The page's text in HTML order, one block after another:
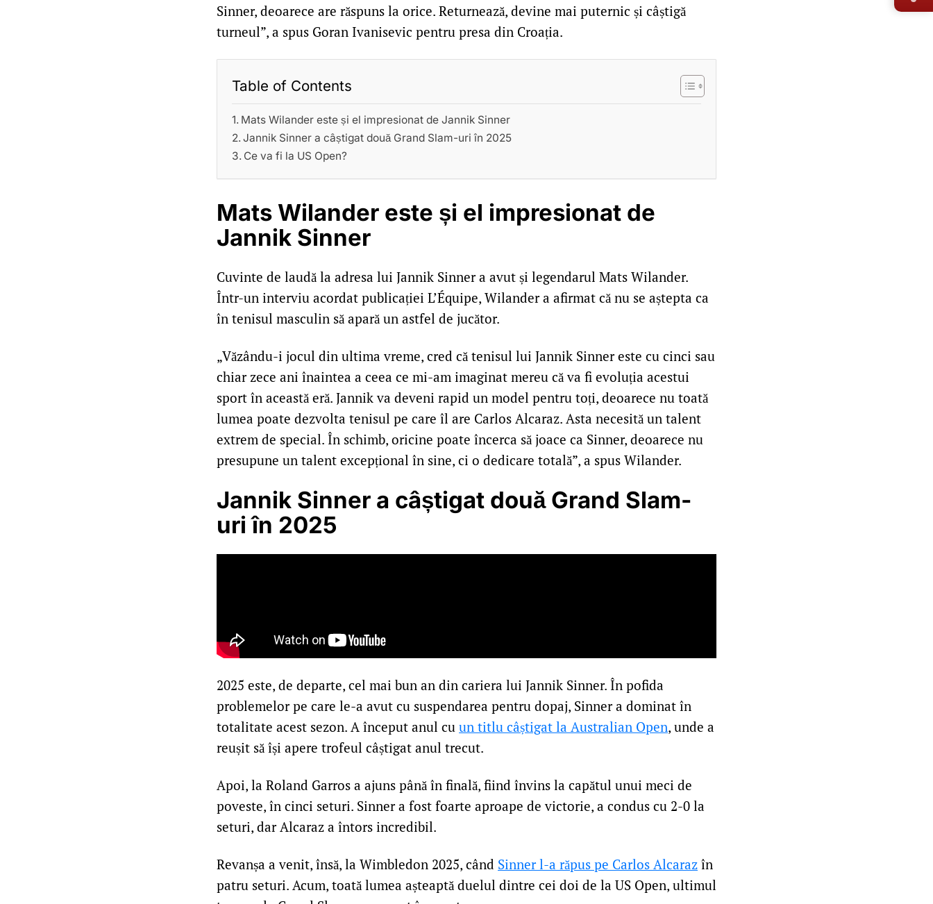
Sinner, deoarece are răspuns la orice. Returnează, devine mai puternic și câștigă
turneul”, a spus Goran Ivanisevic pentru presa din Croația.
Table of Contents
Mats Wilander este și el impresionat de Jannik Sinner
Jannik Sinner a câștigat două Grand Slam-uri în 2025
Ce va fi la US Open?
Mats Wilander este și el impresionat de
Jannik Sinner
Cuvinte de laudă la adresa lui Jannik Sinner a avut și legendarul Mats Wilander.
Într-un interviu acordat publicației L’Équipe, Wilander a afirmat că nu se aștepta ca
în tenisul masculin să apară un astfel de jucător.
„Văzându-i jocul din ultima vreme, cred că tenisul lui Jannik Sinner este cu cinci sau
chiar zece ani înaintea a ceea ce mi-am imaginat mereu că va fi evoluția acestui
sport în această eră. Jannik va deveni rapid un model pentru toți, deoarece nu toată
lumea poate dezvolta tenisul pe care îl are Carlos Alcaraz. Asta necesită un talent
extrem de special. În schimb, oricine poate încerca să joace ca Sinner, deoarece nu
presupune un talent excepțional în sine, ci o dedicare totală”, a spus Wilander.
Jannik Sinner a câștigat două Grand Slam-
uri în 2025
2025 este, de departe, cel mai bun an din cariera lui Jannik Sinner. În pofida
problemelor pe care le-a avut cu suspendarea pentru dopaj, Sinner a dominat în
totalitate acest sezon. A început anul cu un titlu câștigat la Australian Open, unde a
reușit să își apere trofeul câștigat anul trecut.
Apoi, la Roland Garros a ajuns până în finală, fiind învins la capătul unui meci de
poveste, în cinci seturi. Sinner a fost foarte aproape de victorie, a condus cu 2-0 la
seturi, dar Alcaraz a întors incredibil.
Revanșa a venit, însă, la Wimbledon 2025, când Sinner l-a răpus pe Carlos Alcaraz în
patru seturi. Acum, toată lumea așteaptă duelul dintre cei doi de la US Open, ultimul